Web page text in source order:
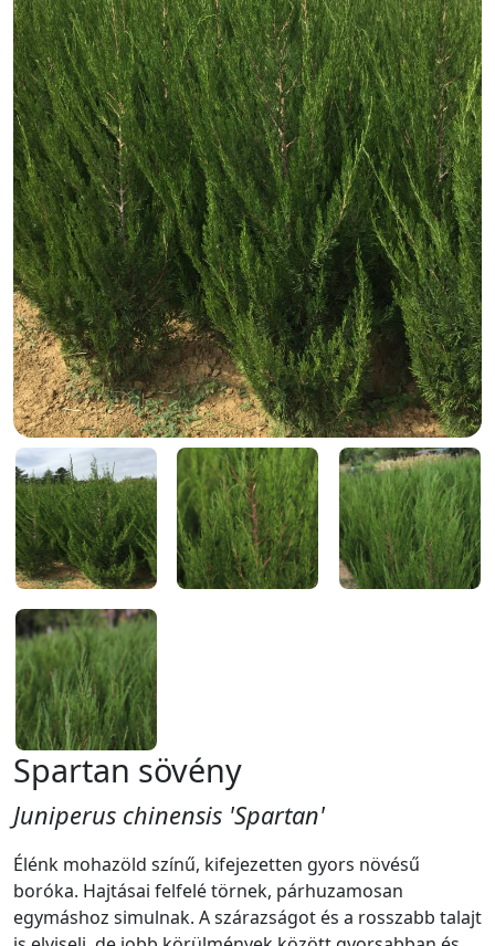
Spartan sövény
Juniperus chinensis 'Spartan'
Élénk mohazöld színű, kifejezetten gyors növésű
boróka. Hajtásai felfelé törnek, párhuzamosan
egymáshoz simulnak. A szárazságot és a rosszabb talajt